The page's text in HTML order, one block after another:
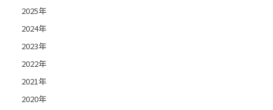
2025年
2024年
2023年
2022年
2021年
2020年